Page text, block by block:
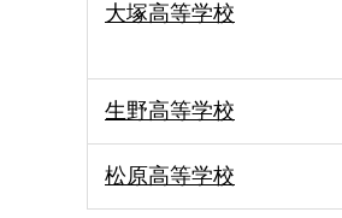
大塚高等学校
生野高等学校
松原高等学校